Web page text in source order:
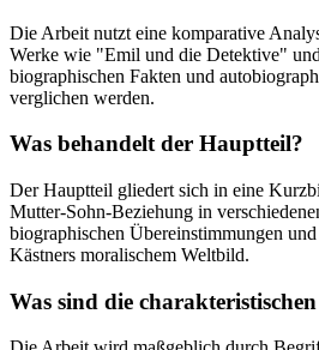
Die Arbeit nutzt eine komparative
Werke wie "Emil und die Detektive"
biographischen Fakten und
verglichen werden.
Was behandelt der Hauptteil?
Der Hauptteil gliedert sich in eine
Mutter-Sohn-Beziehung in
biographischen Übereinstimmungen
Kästners moralischem Weltbild.
Was sind die